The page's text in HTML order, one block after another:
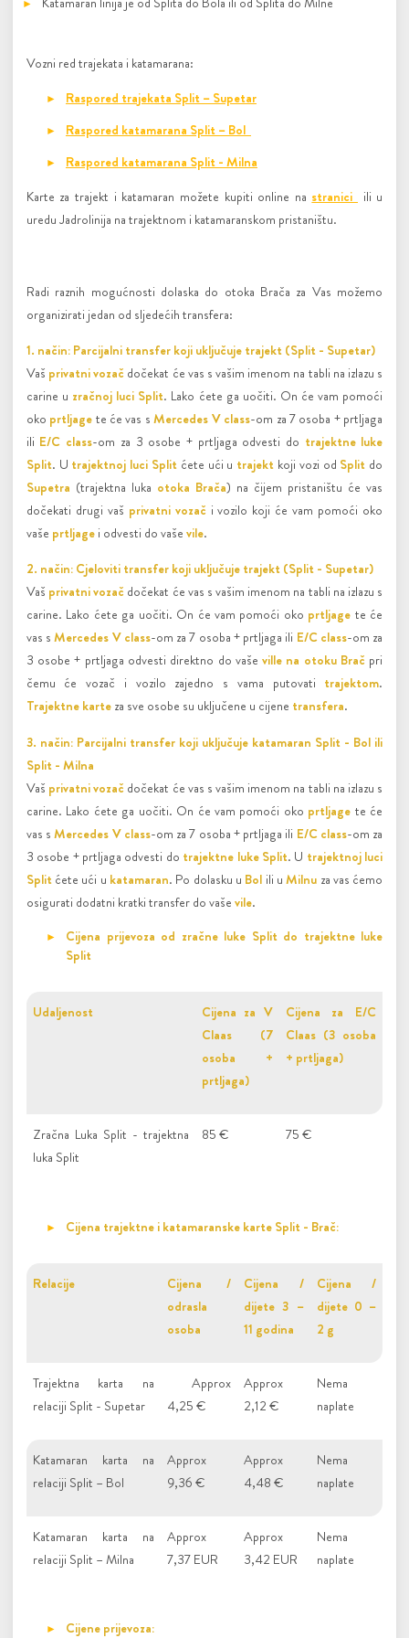
Vozni red trajekata i katamarana:
Raspored trajekata Split – Supetar
Raspored katamarana Split – Bol
Raspored katamarana Split - Milna
Karte za trajekt i katamaran možete kupiti online na stranici
ili u
uredu Jadrolinija na trajektnom i katamaranskom pristaništu.
Radi raznih mogućnosti dolaska do otoka Brača za Vas možemo
organizirati jedan od sljedećih transfera:
1. način: Parcijalni transfer koji uključuje trajekt (Split - Supetar)
Vaš privatni vozač dočekat će vas s vašim imenom na tabli na izlazu s
carine u zračnoj luci Split. Lako ćete ga uočiti. On će vam pomoći
oko prtljage te će vas sMercedes V class-om za 7 osoba + prtljaga
ili E/C class-om za 3 osobe + prtljaga odvesti do trajektne luke
Split. U trajektnoj luci Split ćete ući u trajekt koji vozi od Split do
Supetra (trajektna luka otoka Brača) na čijem pristaništu će vas
dočekati drugi vaš privatni vozač i vozilo koji će vam pomoći oko
vaše prtljagei odvesti do vaše vile.
2. način: Cjeloviti transfer koji uključuje trajekt (Split - Supetar)
Vaš privatni vozač dočekat će vas s vašim imenom na tabli na izlazu s
carine. Lako ćete ga uočiti. On će vam pomoći oko prtljage te će
vas sMercedes V class-om za 7 osoba + prtljaga ili E/C class-om za
3 osobe + prtljaga odvesti direktno do vaševille na otoku Brač pri
čemu će vozač i vozilo zajedno s vama putovati trajektom.
Trajektne karteza sve osobe su uključene u cijene transfera.
3. način: Parcijalni transfer koji uključuje katamaran Split - Bol ili
Split - Milna
Vaš privatni vozač dočekat će vas s vašim imenom na tabli na izlazu s
carine. Lako ćete ga uočiti. On će vam pomoći oko prtljage te će
vas sMercedes V class-om za 7 osoba + prtljaga ili E/C class-om za
3 osobe + prtljaga odvesti do trajektne luke Split. U trajektnoj luci
Splitćete ući u katamaran. Po dolasku u Bol ili uMilnu za vas ćemo
osigurati dodatni kratki transfer do vaše vile.
Cijena prijevoza od zračne luke Split do trajektne luke
Split
Udaljenost
Cijena za V
Claas (7
osoba +
prtljaga)
Cijena za E/C
Claas (3 osoba
+ prtljaga)
Zračna Luka Split - trajektna
luka Split
85 € 75 €
Cijena trajektne i katamaranske karte Split - Brač:
Relacije
Cijena /
odrasla
osoba
Cijena /
dijete 3 –
11 godina
Cijena /
dijete 0 –
2 g
Trajektna karta na
relaciji Split - Supetar
Approx
4,25 €
Approx
2,12 €
Nema
naplate
Katamaran karta na
relaciji Split – Bol
Approx
9,36 €
Approx
4,48 €
Nema
naplate
Katamaran karta na
relaciji Split – Milna
Approx
7,37 EUR
Approx
3,42 EUR
Nema
naplate
Cijene prijevoza: